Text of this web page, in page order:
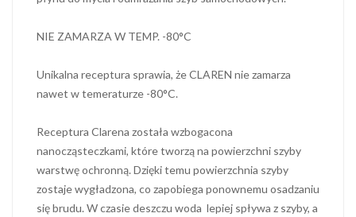
NIE ZAMARZA W TEMP. -80°C
Unikalna receptura sprawia, że CLAREN nie zamarza
nawet w temeraturze -80°C.
Receptura Clarena została wzbogacona
nanocząsteczkami, które tworzą na powierzchni szyby
warstwę ochronną. Dzięki temu powierzchnia szyby
zostaje wygładzona, co zapobiega ponownemu osadzaniu
się brudu. W czasie deszczu woda lepiej spływa z szyby, a